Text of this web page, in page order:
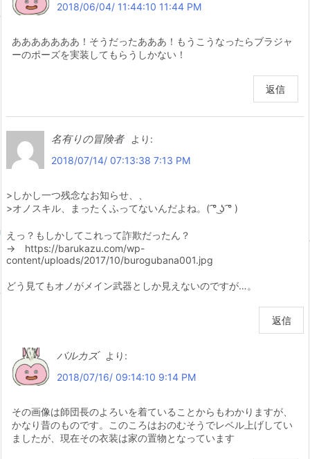
2018/06/04/ 11:44:10 11:44 PM
あああああああ！そうだったあああ！もうこうなったらブラジャ
ーのポーズを実装してもらうしかない！
返信
名有りの冒険者
より:
2018/07/14/ 07:13:38 7:13 PM
>しかし一つ残念なお知らせ、、
>オノスキル、まったくふってないんだよね。( ͡° ͜ʖ ͡° )
えっ？もしかしてこれって詐欺だったん？
→ https://barukazu.com/wp-
content/uploads/2017/10/burogubana001.jpg
どう見てもオノがメイン武器としか見えないのですが…。
返信
バルカズ
より:
2018/07/16/ 09:14:10 9:14 PM
その画像は師団長のよろいを着ていることからもわかりますが、
かなり昔のものです。このころはおのむそうでレベル上げしてい
ましたが、現在その衣装は家の置物となっています